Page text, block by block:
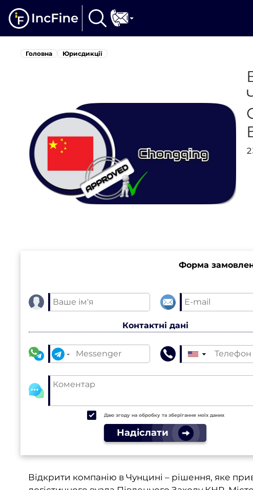
Головна Юрисдикції
Форма
Контактні дані
▼
Даю згоду на обробку та зберігання моїх даних
Надіслати
Відкрити компанію в Чунцині – рішення, яке